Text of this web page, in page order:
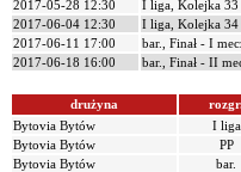
2017-05-28 12:30
I liga, Kolejka 33
2017-06-04 12:30
I liga, Kolejka 34
2017-06-11 17:00
bar., Finał - I
2017-06-18 16:00
bar., Finał - II
drużyna
Bytovia Bytów
I liga
Bytovia Bytów
PP
Bytovia Bytów
bar.